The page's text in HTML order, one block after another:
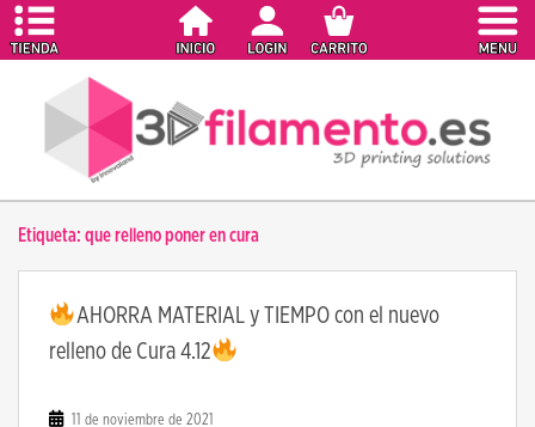
Etiqueta: que relleno poner en cura
AHORRA MATERIAL y TIEMPO con el nuevo
relleno de Cura 4.12
11 de noviembre de 2021